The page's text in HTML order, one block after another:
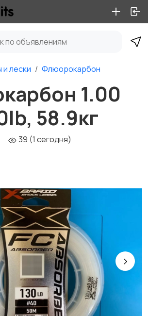
лески Флюорокарбон
1.00
58.9кг
39 (1 сегодня)